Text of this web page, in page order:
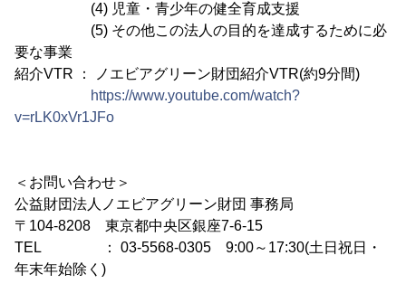
(4) 児童・青少年の健全育成支援
(5) その他この法人の目的を達成するために必
要な事業
紹介VTR ： ノエビアグリーン財団紹介VTR(約9分間)
https://www.youtube.com/watch?
v=rLK0xVr1JFo
＜お問い合わせ＞
公益財団法人ノエビアグリーン財団 事務局
〒104-8208 東京都中央区銀座7-6-15
TEL ： 03-5568-0305 9:00～17:30(土日祝日・
年末年始除く)